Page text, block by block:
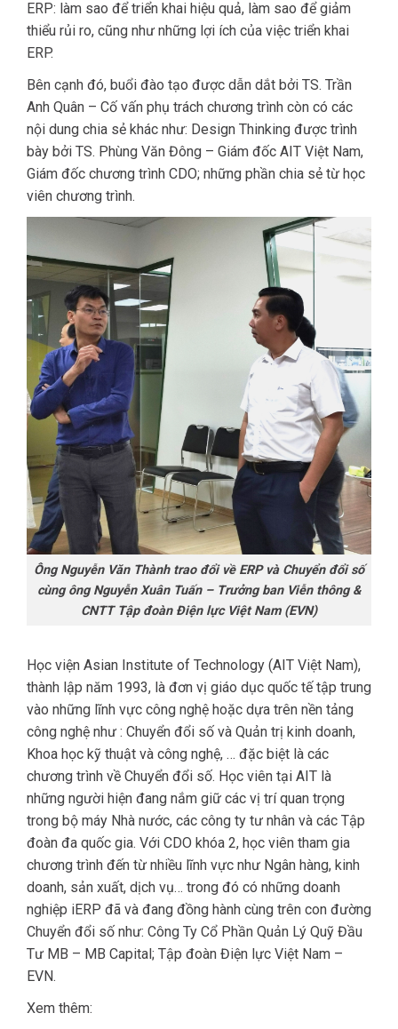
ERP: làm sao để triển khai hiệu quả, làm sao để giảm
thiểu rủi ro, cũng như những lợi ích của việc triển khai
ERP.
Bên cạnh đó, buổi đào tạo được dẫn dắt bởi TS. Trần
Anh Quân – Cố vấn phụ trách chương trình còn có các
nội dung chia sẻ khác như: Design Thinking được trình
bày bởi TS. Phùng Văn Đông – Giám đốc AIT Việt Nam,
Giám đốc chương trình CDO; những phần chia sẻ từ học
viên chương trình.
Ông Nguyễn Văn Thành trao đổi về ERP và Chuyển đổi số
cùng ông Nguyễn Xuân Tuấn – Trưởng ban Viễn thông &
CNTT Tập đoàn Điện lực Việt Nam (EVN)
Học viện Asian Institute of Technology (AIT Việt Nam),
thành lập năm 1993, là đơn vị giáo dục quốc tế tập trung
vào những lĩnh vực công nghệ hoặc dựa trên nền tảng
công nghệ như : Chuyển đổi số và Quản trị kinh doanh,
Khoa học kỹ thuật và công nghệ, … đặc biệt là các
chương trình về Chuyển đổi số. Học viên tại AIT là
những người hiện đang nắm giữ các vị trí quan trọng
trong bộ máy Nhà nước, các công ty tư nhân và các Tập
đoàn đa quốc gia. Với CDO khóa 2, học viên tham gia
chương trình đến từ nhiều lĩnh vực như Ngân hàng, kinh
doanh, sản xuất, dịch vụ… trong đó có những doanh
nghiệp iERP đã và đang đồng hành cùng trên con đường
Chuyển đổi số như: Công Ty Cổ Phần Quản Lý Quỹ Đầu
Tư MB – MB Capital; Tập đoàn Điện lực Việt Nam –
EVN.
Xem thêm: